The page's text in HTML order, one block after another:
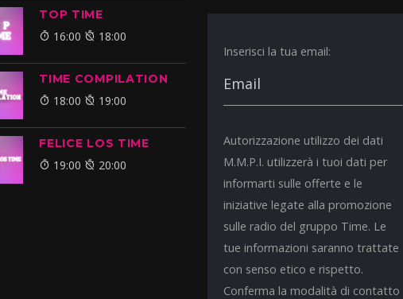
TOP TIME
16:00 18:00
TIME COMPILATION
18:00 19:00
FELICE LOS TIME
19:00 20:00
Inserisci la tua email:
Autorizzazione utilizzo dei dati
M.M.P.I. utilizzerà i tuoi dati per
informarti sulle offerte e le
iniziative legate alla promozione
sulle radio del gruppo Time. Le
tue informazioni saranno trattate
con senso etico e rispetto.
Conferma la modalità di contatto